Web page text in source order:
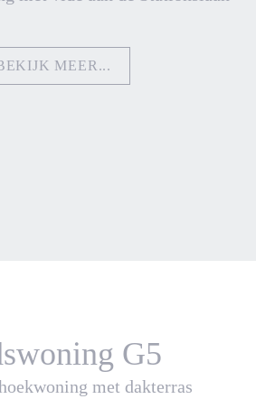
MEER...
G5
met dakterras